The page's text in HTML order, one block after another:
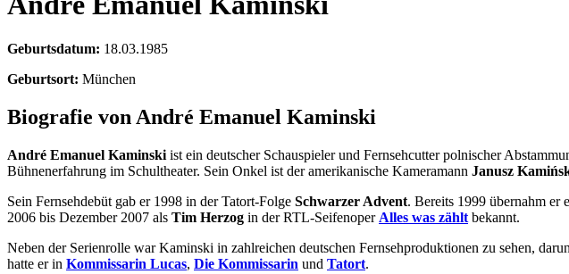
Geburtsdatum: 18.03.1985
Geburtsort: München
Biografie von André Emanuel Kaminski
André Emanuel Kaminski ist ein deutscher Schauspieler und Fernsehcutter polnischer
Bühnenerfahrung im Schultheater. Sein Onkel ist der amerikanische Kameramann Janusz
Sein Fernsehdebüt gab er 1998 in der Tatort-Folge Schwarzer Advent. Bereits 1999 übernahm er
2006 bis Dezember 2007 als Tim Herzog in der RTL-Seifenoper Alles was zählt bekannt.
Neben der Serienrolle war Kaminski in zahlreichen deutschen Fernsehproduktionen zu sehen,
hatte er in Kommissarin Lucas, Die Kommissarin und Tatort.